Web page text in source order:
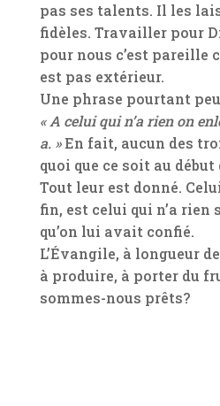
pas ses talents. Il les
fidèles. Travailler pour
pour nous c’est pareille
est pas extérieur.
Une phrase pourtant
« A celui qui n’a rien on
a. »En fait, aucun des
quoi que ce soit au
Tout leur est donné.
fin, est celui qui n’a rien
qu’on lui avait confié.
L’Évangile, à longueur
à produire, à porter du
sommes-nous prêts?